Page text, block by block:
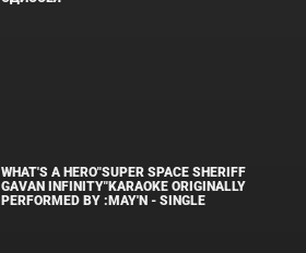
WHAT'S A HERO"SUPER SPACE SHERIFF
GAVAN INFINITY"KARAOKE ORIGINALLY
PERFORMED BY :MAY'N - SINGLE